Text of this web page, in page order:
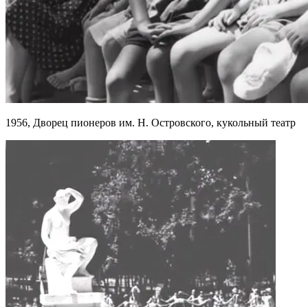
1956, Дворец пионеров им. Н. Островского, кукольный театр